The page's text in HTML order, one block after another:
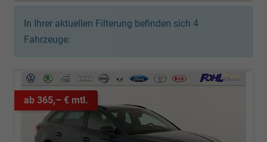
In Ihrer aktuellen Filterung befinden sich 4
Fahrzeuge:
ab 365,– € mtl.